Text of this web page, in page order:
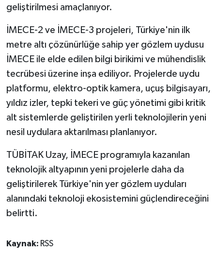
geliştirilmesi amaçlanıyor.
İMECE-2 ve İMECE-3 projeleri, Türkiye'nin ilk
metre altı çözünürlüğe sahip yer gözlem uydusu
İMECE ile elde edilen bilgi birikimi ve mühendislik
tecrübesi üzerine inşa ediliyor. Projelerde uydu
platformu, elektro-optik kamera, uçuş bilgisayarı,
yıldız izler, tepki tekeri ve güç yönetimi gibi kritik
alt sistemlerde geliştirilen yerli teknolojilerin yeni
nesil uydulara aktarılması planlanıyor.
TÜBİTAK Uzay, İMECE programıyla kazanılan
teknolojik altyapının yeni projelerle daha da
geliştirilerek Türkiye'nin yer gözlem uyduları
alanındaki teknoloji ekosistemini güçlendireceğini
belirtti.
Kaynak: RSS